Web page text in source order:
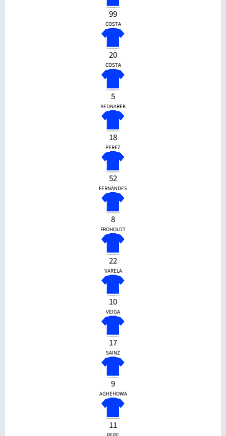
99
COSTA
20
COSTA
5
BEDNAREK
18
PEREZ
52
FERNANDES
8
FROHOLDT
22
VARELA
10
VEIGA
17
SAINZ
9
AGHEHOWA
11